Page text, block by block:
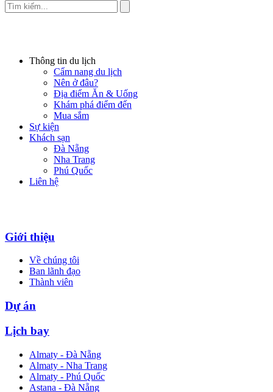
Thông tin du lịch
Cẩm nang du lịch
Nên ở đâu?
Địa điểm Ăn & Uống
Khám phá điểm đến
Mua sắm
Sự kiện
Khách sạn
Đà Nẵng
Nha Trang
Phú Quốc
Liên hệ
Giới thiệu
Về chúng tôi
Ban lãnh đạo
Thành viên
Dự án
Lịch bay
Almaty - Đà Nẵng
Almaty - Nha Trang
Almaty - Phú Quốc
Astana - Đà Nẵng